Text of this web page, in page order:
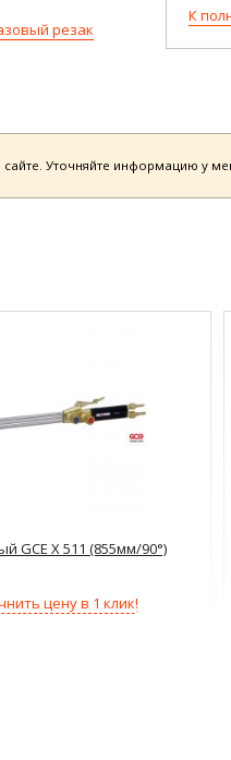
К
резак
сайте. Уточняйте информацию у
GCE X 511 (855мм/90°)
цену в 1 клик!